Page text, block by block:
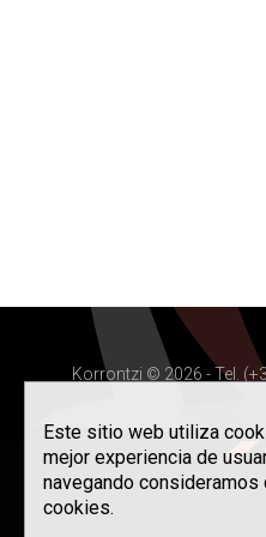
Korrontzi © 2026 - Tel.
Este sitio web utiliza
mejor experiencia de
navegando
cookies.